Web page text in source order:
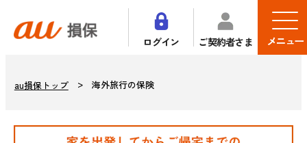
ログイン ご契約者さま メニュー
au損保トップ 海外旅行の保険